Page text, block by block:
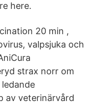
here.
20 min ,
valpsjuka och
strax norr om
av veterinärvård